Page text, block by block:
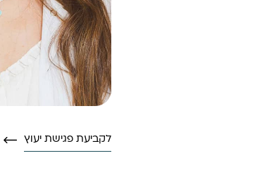
לקביעת פגישת יעוץ